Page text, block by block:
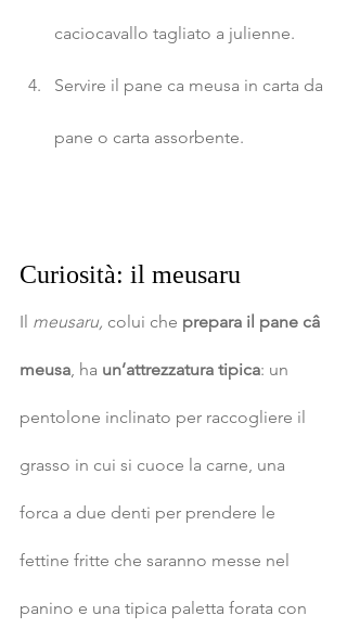
caciocavallo tagliato a julienne.
Servire il pane ca meusa in carta da
pane o carta assorbente.
Curiosità: il meusaru
Il meusaru, colui che prepara il pane câ
meusa, ha un’attrezzatura tipica: un
pentolone inclinato per raccogliere il
grasso in cui si cuoce la carne, una
forca a due denti per prendere le
fettine fritte che saranno messe nel
panino e una tipica paletta forata con